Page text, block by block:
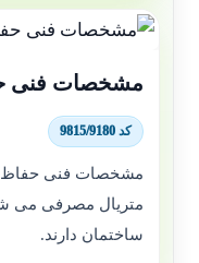
مشخصات فنی
کد 9815/9180
مشخصات فنی حفاظ
متریال مصرفی می
ساختمان دارند.